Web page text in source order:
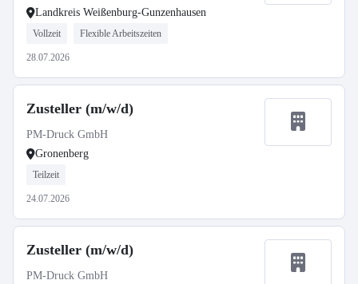
Landkreis Weißenburg-Gunzenhausen
Vollzeit Flexible Arbeitszeiten
28.07.2026
Zusteller (m/w/d)
PM-Druck GmbH
Gronenberg
Teilzeit
24.07.2026
Zusteller (m/w/d)
PM-Druck GmbH